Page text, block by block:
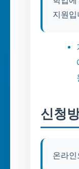
지원입
신청
온라인